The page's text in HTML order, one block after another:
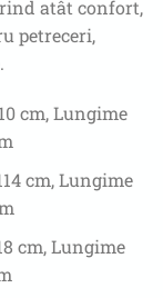
atât confort,
petreceri,
cm, Lungime
cm, Lungime
cm, Lungime